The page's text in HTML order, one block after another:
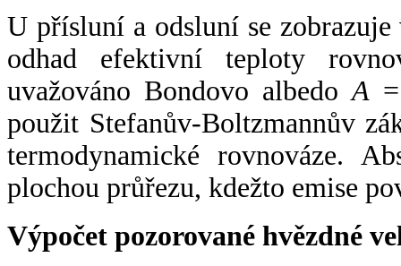
U přísluní a odsluní se
odhad efektivní teploty
uvažováno Bondovo albedoA
použit Stefanův-Boltzmannův
termodynamické rovnováze.
plochou průřezu, kdežto emise
Výpočet pozorované hvězdné